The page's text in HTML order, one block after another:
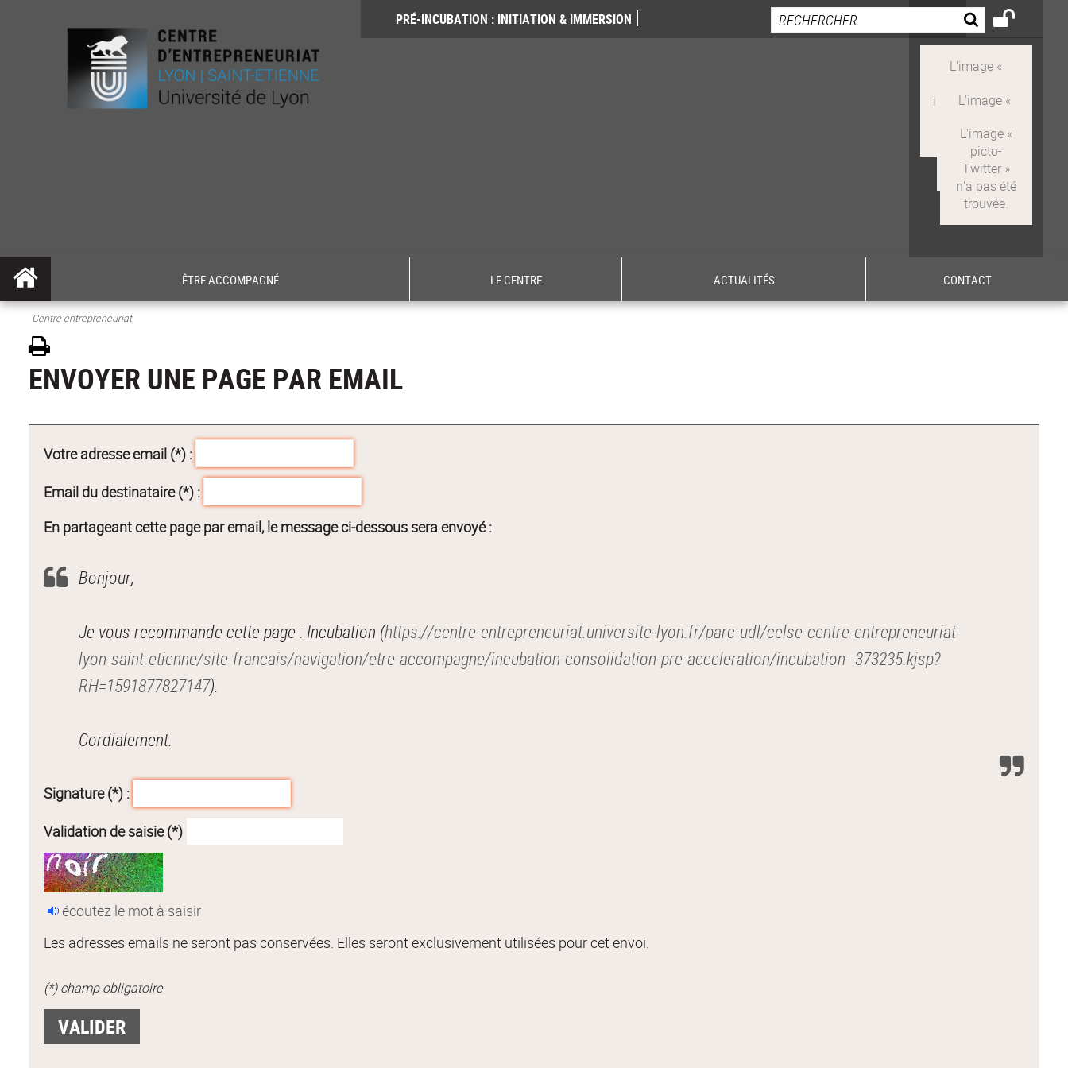
PRÉ-INCUBATION : INITIATION & IMMERSION
ÊTRE ACCOMPAGNÉ LE CENTRE ACTUALITÉS CONTACT
Centre entrepreneuriat
ENVOYER UNE PAGE PAR EMAIL
Votre adresse email (*) :
Email du destinataire (*) :
En partageant cette page par email, le message ci-dessous sera envoyé :
Bonjour,
Je vous recommande cette page : Incubation (https://centre-entrepreneuriat.universite-lyon.fr/parc-udl/celse-centre-entrepreneuriat-
lyon-saint-etienne/site-francais/navigation/etre-accompagne/incubation-consolidation-pre-acceleration/incubation--373235.kjsp?
RH=1591877827147).
Cordialement.
Signature (*) :
Validation de saisie (*)
écoutez le mot à saisir
Les adresses emails ne seront pas conservées. Elles seront exclusivement utilisées pour cet envoi.
(*) champ obligatoire